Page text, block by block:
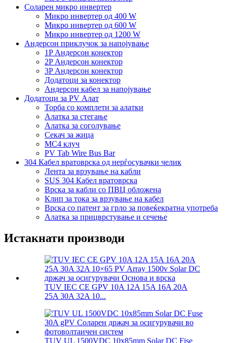
Соларен микро инвертер
Микро инвертер од 400 W
Микро инвертер од 600 W
Микро инвертер од 1200 W
Андерсон приклучок за напојување
1P Андерсон конектор
2P Андерсон конектор
3P Андерсон конектор
Додатоци за конектор
Андерсон кабел за напојување
Додатоци за PV Алат
Торба со комплети за алатки
Алатка за стегање
Алатка за соголување
Секач за жица
MC4 клуч
PV Tab Wire Bus Bar
304 Кабел вратоврска од нерѓосувачки челик
Лента за врзување на кабли
SUS 304 Кабел вратоврска
Врска за кабли со ПВЦ обложена
Клип за тока за врзување на кабел
Врска со патент за грло за повеќекратна употреба
Алатка за прицврстување и сечење
Истакнати производи
TUV IEC CE GPV 10A 12A 15A 16A 20A
25A 30A 32A 10...
TUV UL 1500VDC 10x85mm Solar DC Fise